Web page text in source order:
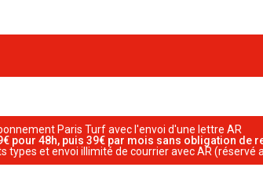
Paris Turf avec l'envoi d'une lettre AR
pour 48h, puis 39€ par mois sans obligation de
types et envoi illimité de courrier avec AR (réservé